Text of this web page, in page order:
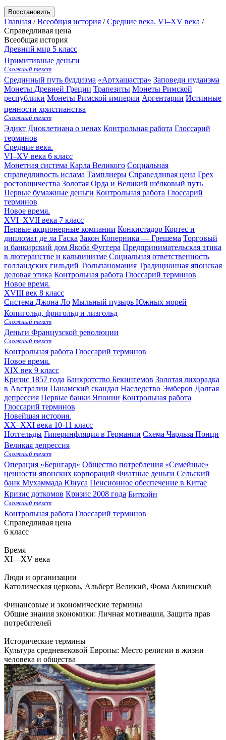
Восстановить
Главная / Всеобщая история / Средние века. VI–XV века /
Справедливая цена
Всеобщая история
Древний мир 5 класс
Примитивные деньги
Сложный текст
Срединный путь буддизма «Артхашастра» Заповеди иудаизма
Монеты Древней Греции Трапезиты Монеты Римской
республики Монеты Римской империи Аргентарии Истинные
ценности христианства
Сложный текст
Эдикт Диоклетиана о ценах Контрольная работа Глоссарий
терминов
Средние века.
VI–XV века 6 класс
Монетная система Карла Великого Социальная
справедливость ислама Тамплиеры Справедливая цена Грех
ростовщичества Золотая Орда и Великий шёлковый путь
Первые бумажные деньги Контрольная работа Глоссарий
терминов
Новое время.
XVI–XVII века 7 класс
Первые акционерные компании Конкистадор Кортес и
дипломат де ла Гаска Закон Коперника — Грешема Торговый
и банкирский дом Якоба Фуггера Предпринимательская этика
в лютеранстве и кальвинизме Социальная ответственность
голландских гильдий Тюльпаномания Традиционная японская
деловая этика Контрольная работа Глоссарий терминов
Новое время.
XVIII век 8 класс
Система Джона Ло Мыльный пузырь Южных морей
Копигольд, фригольд и лизгольд
Сложный текст
Деньги Французской революции
Сложный текст
Контрольная работа Глоссарий терминов
Новое время.
XIX век 9 класс
Кризис 1857 года Банкротство Бекингемов Золотая лихорадка
в Австралии Панамский скандал Наследство Эмберов Долгая
депрессия Первые банки Японии Контрольная работа
Глоссарий терминов
Новейшая история.
XX–XXI века 10-11 класс
Нотгельды Гиперинфляция в Германии Схема Чарльза Понци
Великая депрессия
Сложный текст
Операция «Бернгард» Общество потребления «Семейные»
ценности японских корпораций Фиатные деньги Сельский
банк Мухаммада Юнуса Пенсионное обеспечение в Китае
Кризис доткомов Кризис 2008 года Биткойн
Сложный текст
Контрольная работа Глоссарий терминов
Справедливая цена
6 класс
Время
XI—XV века
Люди и организации
Католическая церковь, Альберт Великий, Фома Аквинский
Финансовые и экономические термины
Общие знания экономики: Личная мотивация, Защита прав
потребителей
Исторические термины
Культура средневековой Европы: Место религии в жизни
человека и общества